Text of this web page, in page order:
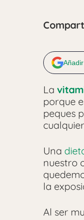
La
porque
peques
Una
nuestro
la
Al ser